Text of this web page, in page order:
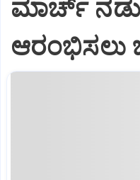
ಮಾರ್ಚ್‌
ಆರಂಭಿಸಲು